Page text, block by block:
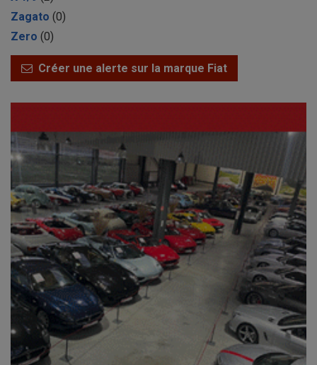
Zagato (0)
Zero (0)
Créer une alerte sur la marque Fiat